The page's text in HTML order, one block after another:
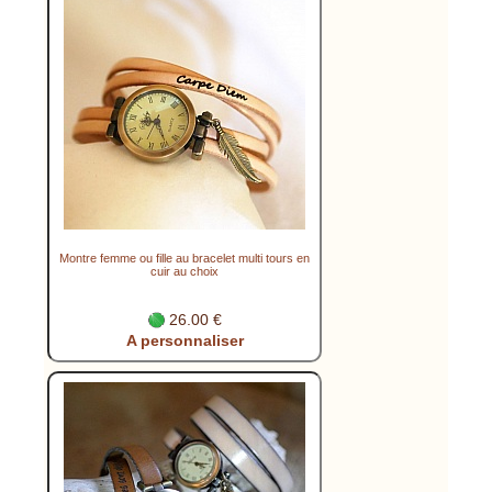
Montre femme ou fille au bracelet multi tours en
cuir au choix
26.00 €
A personnaliser